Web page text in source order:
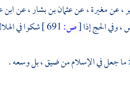
، عنمغيرة، عنعثمان بن بشار، عن
وفي الحج إذا[ص:
شكوا في
جعل في الإسلام من ضيق ، بل وسعه .